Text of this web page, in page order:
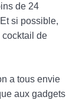
de 24
si possible,
cocktail de
a tous envie
aux gadgets